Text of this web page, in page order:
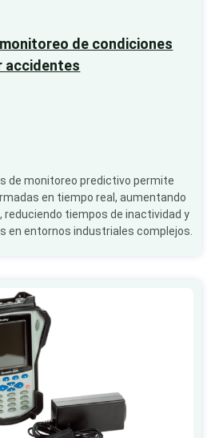
de condiciones
accidentes
de monitoreo predictivo permite
en tiempo real, aumentando
reduciendo tiempos de inactividad y
en entornos industriales complejos.